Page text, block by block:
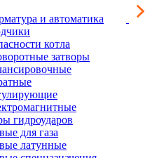
и автоматика
котла
затворы
гидроударов
для газа
латунные